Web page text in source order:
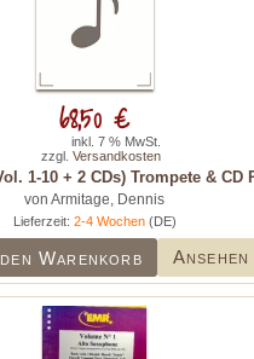
1-10 + 2 CDs) Trompete & CD
von Armitage, Dennis
Lieferzeit: 2-4 Wochen(DE)
Warenkorb Ansehen
68,50 €
inkl. 7 % MwSt.
zzgl. Versandkosten